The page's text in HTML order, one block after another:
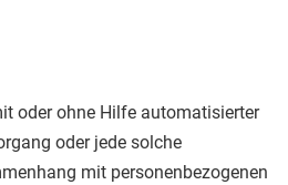
oder ohne Hilfe automatisierter
oder jede solche
mit personenbezogenen